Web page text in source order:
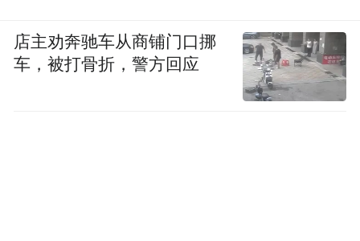
店主劝奔驰车从商铺门口挪
车，被打骨折，警方回应